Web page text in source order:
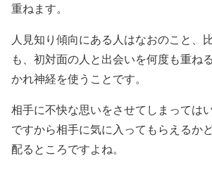
重ねます。
人見知り傾向にある人はなおのこと、
も、初対面の人と出会いを何度も重ね
かれ神経を使うことです。
相手に不快な思いをさせてしまっては
ですから相手に気に入ってもらえるか
配るところですよね。